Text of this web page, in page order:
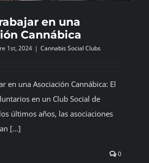
en una
Cannábica
1st, 2024 | Cannabis Social Clubs
en una Asociación Cannábica: El
en un Club Social de
últimos años, las asociaciones
[...]
0